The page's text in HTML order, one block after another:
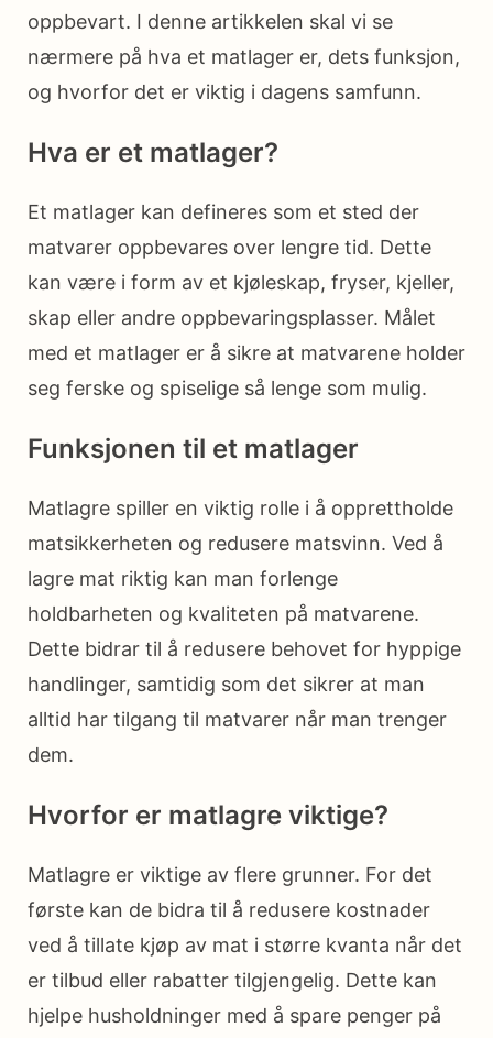
oppbevart. I denne artikkelen skal vi se
nærmere på hva et matlager er, dets funksjon,
og hvorfor det er viktig i dagens samfunn.
Hva er et matlager?
Et matlager kan defineres som et sted der
matvarer oppbevares over lengre tid. Dette
kan være i form av et kjøleskap, fryser, kjeller,
skap eller andre oppbevaringsplasser. Målet
med et matlager er å sikre at matvarene holder
seg ferske og spiselige så lenge som mulig.
Funksjonen til et matlager
Matlagre spiller en viktig rolle i å opprettholde
matsikkerheten og redusere matsvinn. Ved å
lagre mat riktig kan man forlenge
holdbarheten og kvaliteten på matvarene.
Dette bidrar til å redusere behovet for hyppige
handlinger, samtidig som det sikrer at man
alltid har tilgang til matvarer når man trenger
dem.
Hvorfor er matlagre viktige?
Matlagre er viktige av flere grunner. For det
første kan de bidra til å redusere kostnader
ved å tillate kjøp av mat i større kvanta når det
er tilbud eller rabatter tilgjengelig. Dette kan
hjelpe husholdninger med å spare penger på